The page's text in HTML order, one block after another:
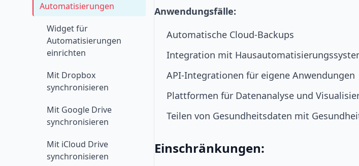
Automatisierungen
Widget für
Automatisierungen
einrichten
Mit Dropbox
synchronisieren
Mit Google Drive
synchronisieren
Mit iCloud Drive
synchronisieren
Anwendungsfälle:
Automatische Cloud-Backups
Integration mit
API-Integrationen für eigene Anwendungen
Plattformen für Datenanalyse und
Teilen von Gesundheitsdaten mit
Einschränkungen: